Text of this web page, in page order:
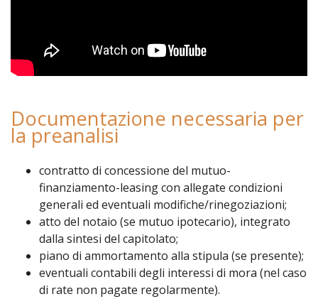
Documentazione necessaria per
la preanalisi
contratto di concessione del mutuo-
finanziamento-leasing con allegate condizioni
generali ed eventuali modifiche/rinegoziazioni;
atto del notaio (se mutuo ipotecario), integrato
dalla sintesi del capitolato;
piano di ammortamento alla stipula (se presente);
eventuali contabili degli interessi di mora (nel caso
di rate non pagate regolarmente).